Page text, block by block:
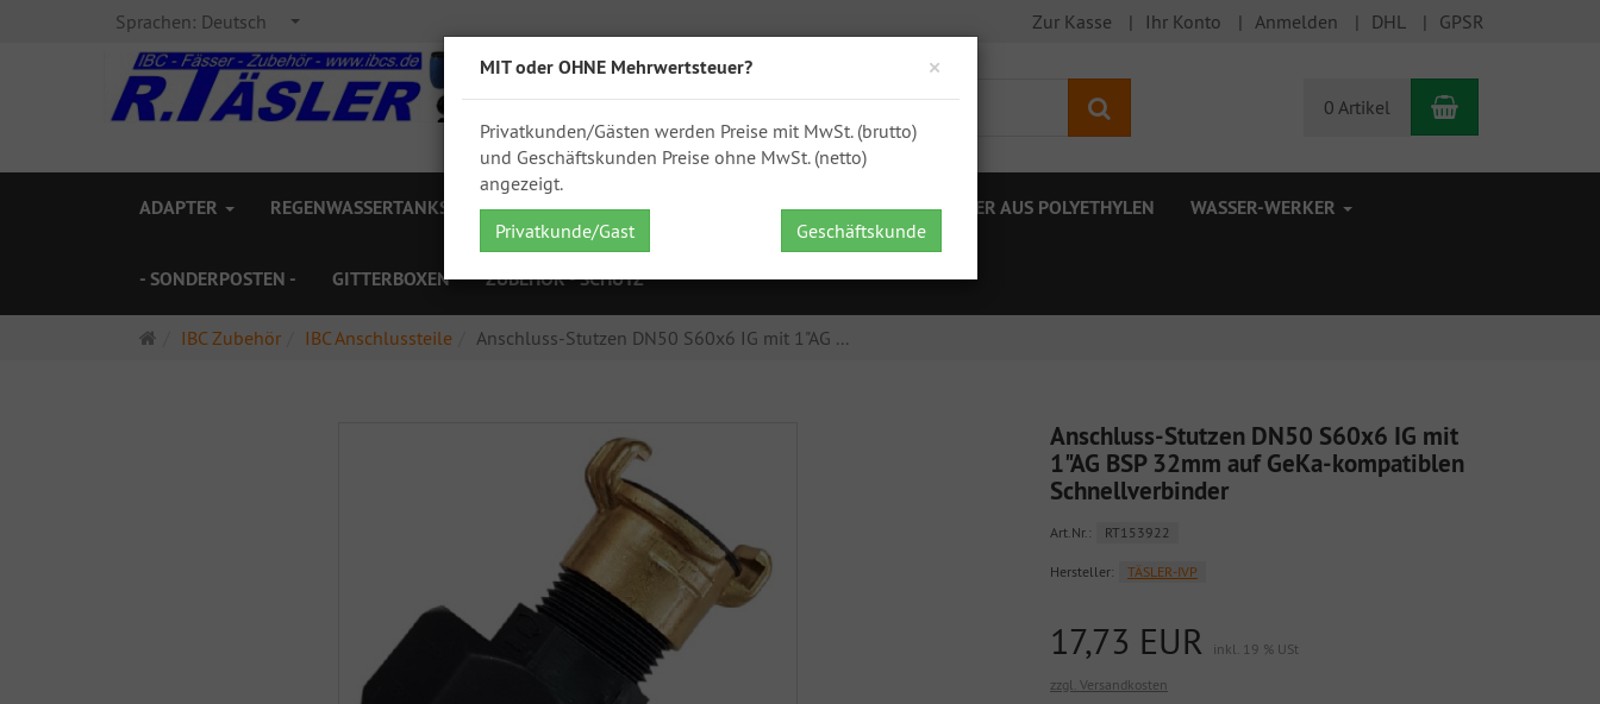
×
MIT oder OHNE Mehrwertsteuer?
Privatkunden/Gästen werden Preise mit MwSt. (brutto)
und Geschäftskunden Preise ohne MwSt. (netto)
angezeigt.
Privatkunde/Gast
Geschäftskunde
Sprachen: Deutsch Zur Kasse Ihr Konto Anmelden DHL GPSR
0 Artikel Warenkorb
ADAPTER REGENWASSERTANKS ZAPFSTELLEN IBC ZUBEHÖR FÄSSER KANISTER AUS POLYETHYLEN WASSER-WERKER
- SONDERPOSTEN - GITTERBOXEN ZUBEHÖR - SCHÜTZ
Startseite
IBC Zubehör IBC Anschlussteile Anschluss-Stutzen DN50 S60x6 IG mit 1"AG ...
Anschluss-Stutzen DN50 S60x6 IG mit
1"AG BSP 32mm auf GeKa-kompatiblen
Schnellverbinder
Art.Nr.: RT153922
Hersteller: TÄSLER-IVP
17,73 EUR
inkl. 19 % USt
zzgl. Versandkosten